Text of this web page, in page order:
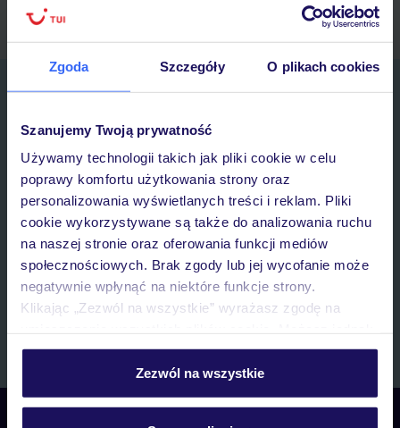
Zgoda Szczegóły O plikach cookies
Szanujemy Twoją prywatność
Używamy technologii takich jak pliki cookie w celu
poprawy komfortu użytkowania strony oraz
personalizowania wyświetlanych treści i reklam. Pliki
cookie wykorzystywane są także do analizowania ruchu
na naszej stronie oraz oferowania funkcji mediów
społecznościowych. Brak zgody lub jej wycofanie może
negatywnie wpłynąć na niektóre funkcje strony.
Klikając „Zezwól na wszystkie” wyrażasz zgodę na
personalizować swój wybór wchodząc w zakładkę
Szczegółowe informacje o plikach cookie znajdziesz
Zezwól na wszystkie
Zapisz się do newslettera
Wyrażam zgodę na przetwarzanie danych osobowych przez TUI
Poland Sp. z o.o. i TUI Poland Dystrybucja Sp. z o.o. w celach
marketingowych, w zakresie oraz celu wskazanym w„Informacji o
przetwarzaniu danych osobowych” , poprzez elektroniczną formę
komunikacji (e-mail), także z użyciem tzw. automatycznych
systemów wywołujących.
Skontaktuj się z nami